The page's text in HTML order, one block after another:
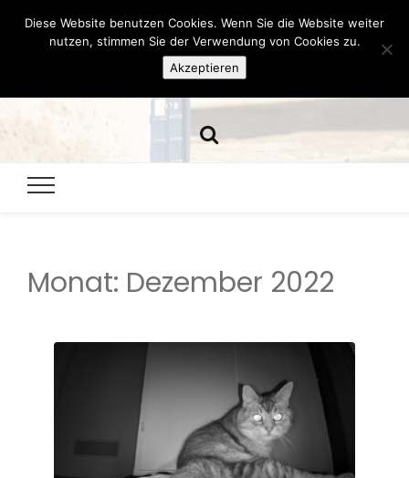
Hazamelistan
Monat: Dezember 2022
Diese Website benutzen Cookies. Wenn Sie die Website weiter
nutzen, stimmen Sie der Verwendung von Cookies zu.
Akzeptieren